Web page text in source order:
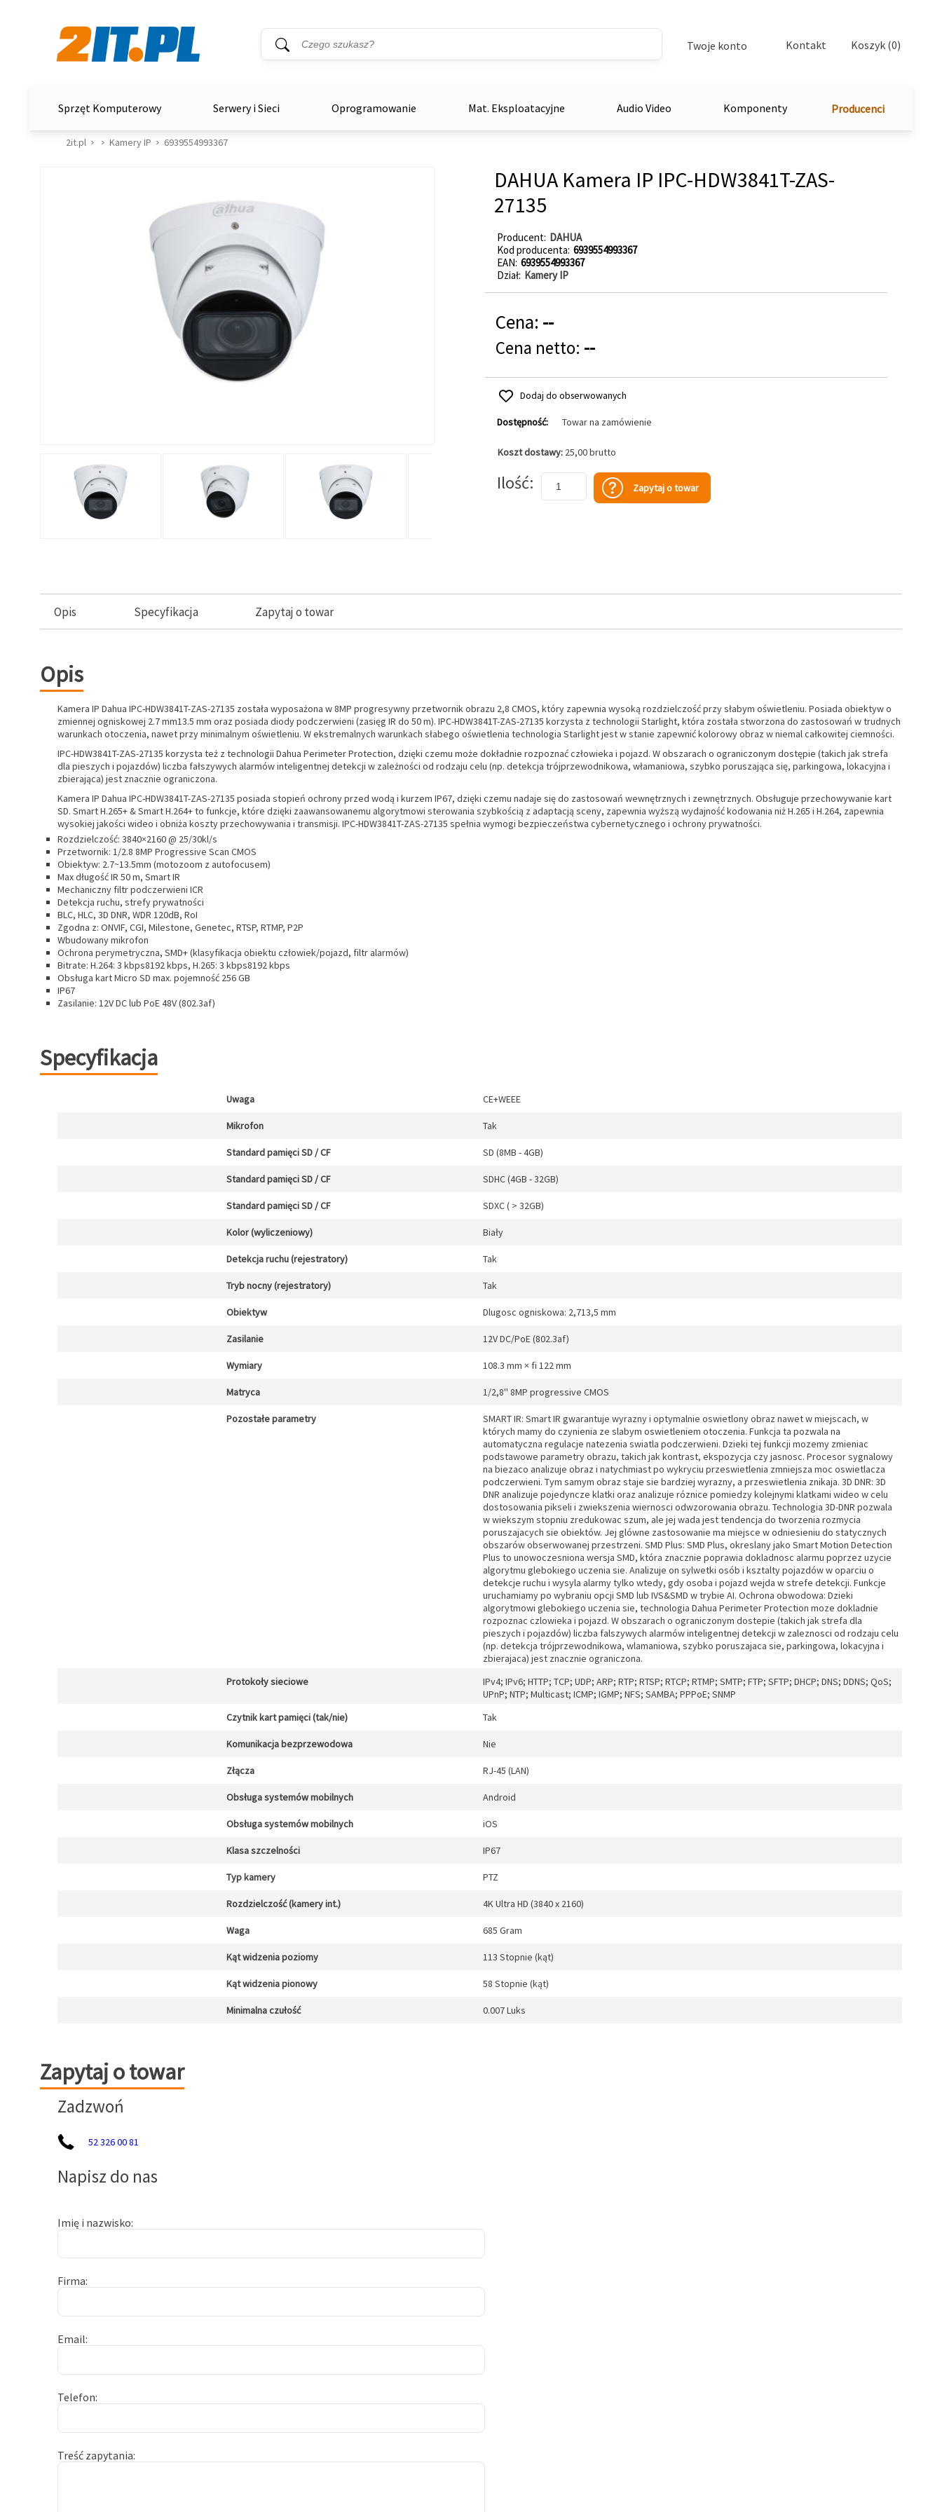
Wyszukiwarka
Słowo kluczowe
Twoje konto Kontakt Koszyk (0)
Sprzęt Komputerowy Serwery i Sieci Oprogramowanie Mat. Eksploatacyjne Audio Video Komponenty Producenci
2it.pl Kamery IP 6939554993367
DAHUA Kamera IP IPC-HDW3841T-ZAS-
27135
Producent DAHUA
Kod producenta 6939554993367
EAN 6939554993367
Dział Kamery IP
Cena: --
Cena netto: --
Dodaj do obserwowanych
Dostępność: Towar na zamówienie
Koszt dostawy: 25,00 brutto
Ilość Zapytaj o towar
Opis Specyfikacja Zapytaj o towar
Opis
Kamera IP Dahua IPC-HDW3841T-ZAS-27135 została wyposażona w 8MP progresywny przetwornik obrazu 2,8 CMOS, który zapewnia wysoką rozdzielczość przy słabym oświetleniu. Posiada obiektyw o
zmiennej ogniskowej 2.7 mm13.5 mm oraz posiada diody podczerwieni (zasięg IR do 50 m). IPC-HDW3841T-ZAS-27135 korzysta z technologii Starlight, która została stworzona do zastosowań w trudnych
warunkach otoczenia, nawet przy minimalnym oświetleniu. W ekstremalnych warunkach słabego oświetlenia technologia Starlight jest w stanie zapewnić kolorowy obraz w niemal całkowitej ciemności.
IPC-HDW3841T-ZAS-27135 korzysta też z technologii Dahua Perimeter Protection, dzięki czemu może dokładnie rozpoznać człowieka i pojazd. W obszarach o ograniczonym dostępie (takich jak strefa
dla pieszych i pojazdów) liczba fałszywych alarmów inteligentnej detekcji w zależności od rodzaju celu (np. detekcja trójprzewodnikowa, włamaniowa, szybko poruszająca się, parkingowa, lokacyjna i
zbierająca) jest znacznie ograniczona.
Kamera IP Dahua IPC-HDW3841T-ZAS-27135 posiada stopień ochrony przed wodą i kurzem IP67, dzięki czemu nadaje się do zastosowań wewnętrznych i zewnętrznych. Obsługuje przechowywanie kart
SD. Smart H.265+ & Smart H.264+ to funkcje, które dzięki zaawansowanemu algorytmowi sterowania szybkością z adaptacją sceny, zapewnia wyższą wydajność kodowania niż H.265 i H.264, zapewnia
wysokiej jakości wideo i obniża koszty przechowywania i transmisji. IPC-HDW3841T-ZAS-27135 spełnia wymogi bezpieczeństwa cybernetycznego i ochrony prywatności.
Rozdzielczość: 3840×2160 @ 25/30kl/s
Przetwornik: 1/2.8 8MP Progressive Scan CMOS
Obiektyw: 2.7~13.5mm (motozoom z autofocusem)
Max długość IR 50 m, Smart IR
Mechaniczny filtr podczerwieni ICR
Detekcja ruchu, strefy prywatności
BLC, HLC, 3D DNR, WDR 120dB, RoI
Zgodna z: ONVIF, CGI, Milestone, Genetec, RTSP, RTMP, P2P
Wbudowany mikrofon
Ochrona perymetryczna, SMD+ (klasyfikacja obiektu człowiek/pojazd, filtr alarmów)
Bitrate: H.264: 3 kbps8192 kbps, H.265: 3 kbps8192 kbps
Obsługa kart Micro SD max. pojemność 256 GB
IP67
Zasilanie: 12V DC lub PoE 48V (802.3af)
Specyfikacja
Uwaga CE+WEEE
Mikrofon Tak
Standard pamięci SD / CF SD (8MB - 4GB)
Standard pamięci SD / CF SDHC (4GB - 32GB)
Standard pamięci SD / CF SDXC ( > 32GB)
Kolor (wyliczeniowy) Biały
Detekcja ruchu (rejestratory) Tak
Tryb nocny (rejestratory) Tak
Obiektyw Dlugosc ogniskowa: 2,713,5 mm
Zasilanie 12V DC/PoE (802.3af)
Wymiary 108.3 mm × fi 122 mm
Matryca 1/2,8'' 8MP progressive CMOS
Pozostałe parametry
SMART IR: Smart IR gwarantuje wyrazny i optymalnie oswietlony obraz nawet w miejscach, w
których mamy do czynienia ze slabym oswietleniem otoczenia. Funkcja ta pozwala na
automatyczna regulacje natezenia swiatla podczerwieni. Dzieki tej funkcji mozemy zmieniac
podstawowe parametry obrazu, takich jak kontrast, ekspozycja czy jasnosc. Procesor sygnalowy
na biezaco analizuje obraz i natychmiast po wykryciu przeswietlenia zmniejsza moc oswietlacza
podczerwieni. Tym samym obraz staje sie bardziej wyrazny, a przeswietlenia znikaja. 3D DNR: 3D
DNR analizuje pojedyncze klatki oraz analizuje róznice pomiedzy kolejnymi klatkami wideo w celu
dostosowania pikseli i zwiekszenia wiernosci odwzorowania obrazu. Technologia 3D-DNR pozwala
w wiekszym stopniu zredukowac szum, ale jej wada jest tendencja do tworzenia rozmycia
poruszajacych sie obiektów. Jej glówne zastosowanie ma miejsce w odniesieniu do statycznych
obszarów obserwowanej przestrzeni. SMD Plus: SMD Plus, okreslany jako Smart Motion Detection
Plus to unowoczesniona wersja SMD, która znacznie poprawia dokladnosc alarmu poprzez uzycie
algorytmu glebokiego uczenia sie. Analizuje on sylwetki osób i ksztalty pojazdów w oparciu o
detekcje ruchu i wysyla alarmy tylko wtedy, gdy osoba i pojazd wejda w strefe detekcji. Funkcje
uruchamiamy po wybraniu opcji SMD lub IVS&SMD w trybie AI. Ochrona obwodowa: Dzieki
algorytmowi glebokiego uczenia sie, technologia Dahua Perimeter Protection moze dokladnie
rozpoznac czlowieka i pojazd. W obszarach o ograniczonym dostepie (takich jak strefa dla
pieszych i pojazdów) liczba falszywych alarmów inteligentnej detekcji w zaleznosci od rodzaju celu
(np. detekcja trójprzewodnikowa, wlamaniowa, szybko poruszajaca sie, parkingowa, lokacyjna i
zbierajaca) jest znacznie ograniczona.
Protokoły sieciowe
IPv4; IPv6; HTTP; TCP; UDP; ARP; RTP; RTSP; RTCP; RTMP; SMTP; FTP; SFTP; DHCP; DNS; DDNS; QoS;
UPnP; NTP; Multicast; ICMP; IGMP; NFS; SAMBA; PPPoE; SNMP
Czytnik kart pamięci (tak/nie)
Tak
Komunikacja bezprzewodowa Nie
Złącza RJ-45 (LAN)
Obsługa systemów mobilnych Android
Obsługa systemów mobilnych iOS
Klasa szczelności IP67
Typ kamery PTZ
Rozdzielczość (kamery int.) 4K Ultra HD (3840 x 2160)
Waga 685 Gram
Kąt widzenia poziomy 113 Stopnie (kąt)
Kąt widzenia pionowy 58 Stopnie (kąt)
Minimalna czułość 0.007 Luks
Zapytaj o towar
Zapytaj o towar
Zadzwoń
52 326 00 81
Napisz do nas
Imię i nazwisko
Firma
Email
Telefon
Treść zapytania